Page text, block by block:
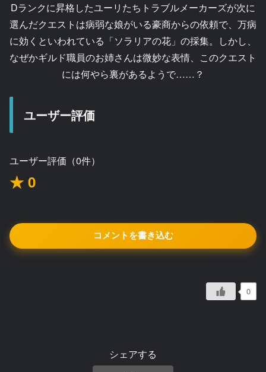
Dランクに昇格したユーリたちトラブルメーカーズが次に
選んだクエストは病弱な娘がいる豪商からの依頼で、万病
に効くといわれている「ソラリアの花」の採集。しかし、
なぜかギルド職員のお姉さんは微妙な表情、このクエスト
には何やら裏があるようで……？
ユーザー評価
ユーザー評価（0件）
★ 0
コメントを書き込む
0
シェアする